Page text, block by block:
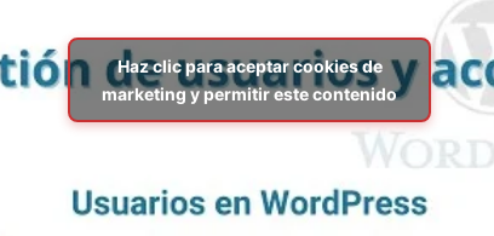
Haz clic para aceptar cookies de
marketing y permitir este contenido